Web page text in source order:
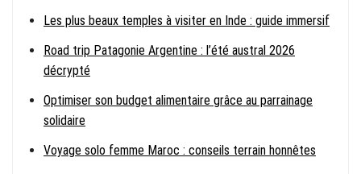
Les plus beaux temples à visiter en Inde : guide immersif
Road trip Patagonie Argentine : l’été austral 2026
décrypté
Optimiser son budget alimentaire grâce au parrainage
solidaire
Voyage solo femme Maroc : conseils terrain honnêtes